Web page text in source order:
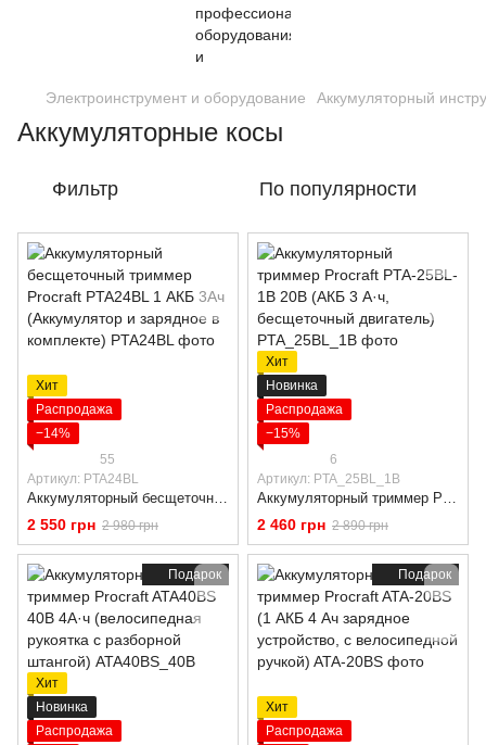
Электроинструмент и оборудование Аккумуляторный
Аккумуляторные косы
Фильтр По популярности
Хит
Распродажа
−14%
55
Артикул: PTA24BL
Аккумуляторный бесщеточный триммер Procraft PTA24BL 1 АКБ 3Ач (Аккумулятор и зарядное в комплекте)
2 550 грн 2 980 грн
Хит
Новинка
Распродажа
−15%
6
Артикул: PTA_25BL_1B
Аккумуляторный триммер Procraft PTA-25BL-1B 20В (АКБ 3 А·ч, бесщеточный двигатель)
2 460 грн 2 890 грн
Подарок
Хит
Новинка
Распродажа
Подарок
Хит
Распродажа